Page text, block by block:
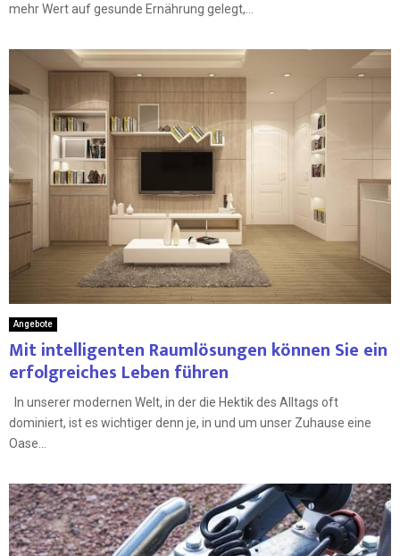
mehr Wert auf gesunde Ernährung gelegt,...
Angebote
Mit intelligenten Raumlösungen können Sie ein
erfolgreiches Leben führen
In unserer modernen Welt, in der die Hektik des Alltags oft
dominiert, ist es wichtiger denn je, in und um unser Zuhause eine
Oase...